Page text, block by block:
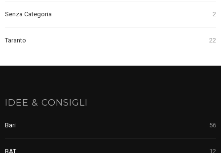
Senza Categoria 2
Taranto 22
IDEE & CONSIGLI
Bari 56
BAT 12